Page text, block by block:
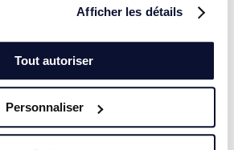
Afficher les détails
Tout autoriser
Personnaliser